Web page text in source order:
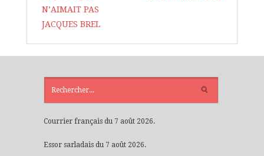
N’AIMAIT PAS
JACQUES BREL
Courrier français du 7 août 2026.
Essor sarladais du 7 août 2026.